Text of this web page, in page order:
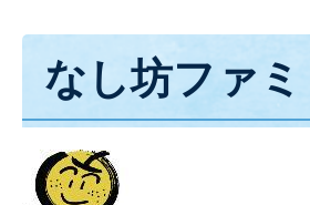
なし坊ファ